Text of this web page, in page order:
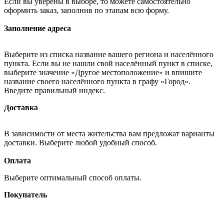
оформить заказ, заполнив по этапам всю форму.
Заполнение адреса
Выберите из списка название вашего региона и населённого
пункта. Если вы не нашли свой населённый пункт в списке,
выберите значение «Другое местоположение» и впишите
название своего населённого пункта в графу «Город».
Введите правильный индекс.
Доставка
В зависимости от места жительства вам предложат варианты
доставки. Выберите любой удобный способ.
Оплата
Выберите оптимальный способ оплаты.
Покупатель